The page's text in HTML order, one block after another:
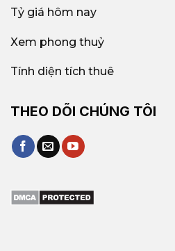
Tỷ giá hôm nay
Xem phong thuỷ
Tính diện tích thuê
THEO DÕI CHÚNG TÔI